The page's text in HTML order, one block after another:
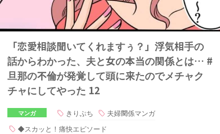
「恋愛相談聞いてくれますぅ？」浮気相手の
話からわかった、夫と女の本当の関係とは… #
旦那の不倫が発覚して頭に来たのでメチャク
チャにしてやった 12
マンガ きりぷち
夫婦関係マンガ
◆スカッと！痛快エピソード